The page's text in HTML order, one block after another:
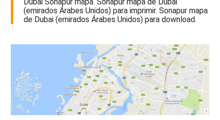
(emirados Árabes Unidos) para imprimir. Sonapur mapa
de Dubai (emirados Árabes Unidos) para download.